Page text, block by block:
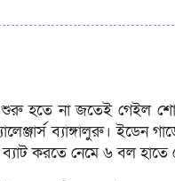
হতে না জতেই গেইল শো।
ব্যাঙ্গালুরু। ইডেন
করতে নেমে ৬ বল হাতে